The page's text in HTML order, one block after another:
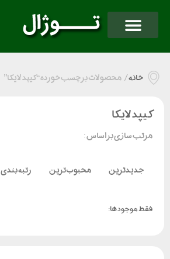
خانه/ محصولات برچسب خورده “کیپد لایکا”
کیپد لایکا
مرتب سازی بر اساس :
جدیدترین محبوب‌ترین رتبه بندی
فقط موجود ها: